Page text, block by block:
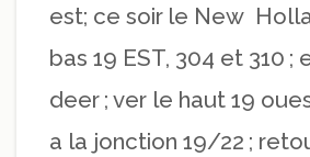
est; ce soir le New
bas 19 EST, 304 et 310 ;
deer ; ver le haut 19
a la jonction 19/22 ;